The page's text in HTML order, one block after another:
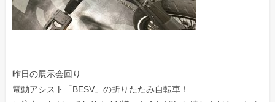
昨日の展示会回り
電動アシスト「BESV」の折りたたみ自転車！